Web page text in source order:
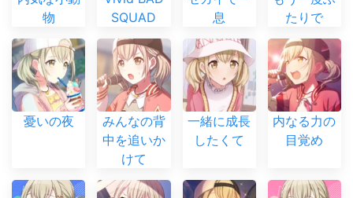
物
SQUAD
息
たりで
憂いの夜
みんなの背
中を追いか
けて
一緒に成長
したくて
内なる力の
目覚め